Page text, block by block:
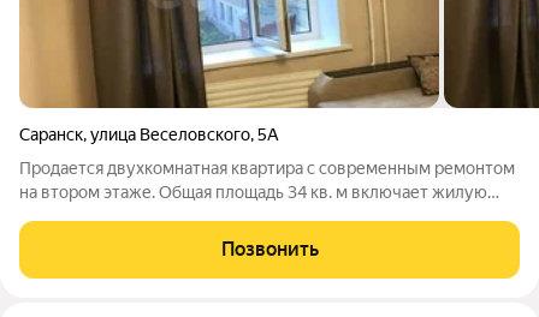
Саранск,улица Веселовского,5А
Продается двухкомнатная квартира с современным ремонтом
на втором этаже. Общая площадь 34 кв. м включает жилую
выходят во двор, санузел совмещенный, отопление
центральное. Сделан ремонт,
Позвонить